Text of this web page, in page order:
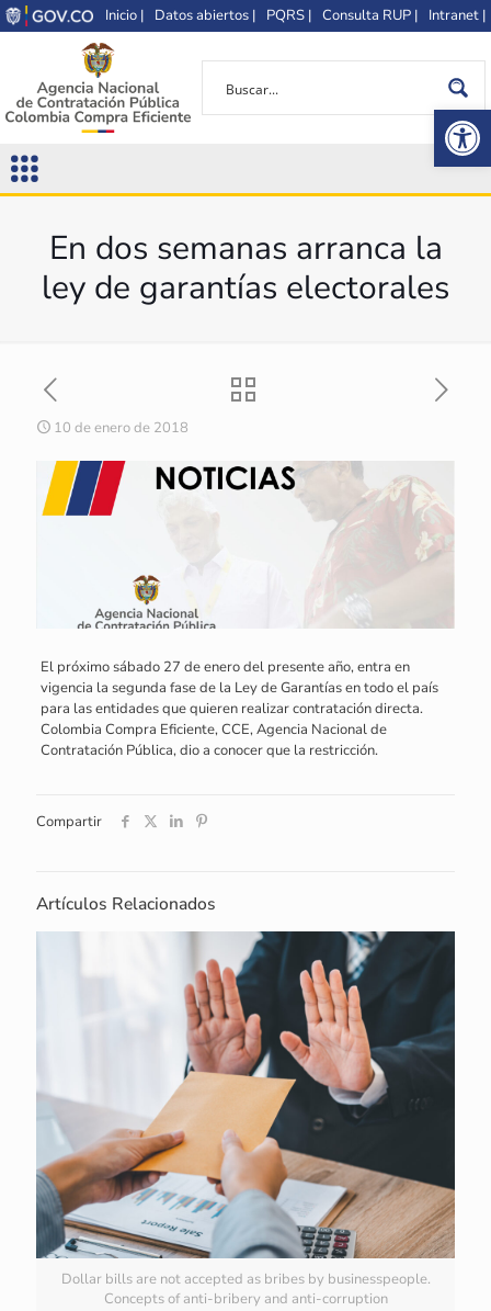
Inicio | Datos abiertos | PQRS | Consulta RUP | Intranet |
En dos semanas arranca la
ley de garantías electorales
10 de enero de 2018
El próximo sábado 27 de enero del presente año, entra en
vigencia la segunda fase de la Ley de Garantías en todo el país
para las entidades que quieren realizar contratación directa.
Colombia Compra Eficiente, CCE, Agencia Nacional de
Contratación Pública, dio a conocer que la restricción.
Compartir
Artículos Relacionados
Dollar bills are not accepted as bribes by businesspeople.
Concepts of anti-bribery and anti-corruption